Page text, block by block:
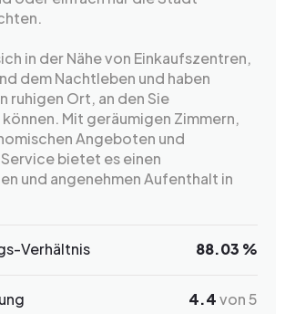
in der Nähe von Einkaufszentren,
dem Nachtleben und haben
ruhigen Ort, an den Sie
Mit geräumigen Zimmern,
Angeboten und
bietet es einen
und angenehmen Aufenthalt in
Verhältnis 88.03 %
4.4von 5